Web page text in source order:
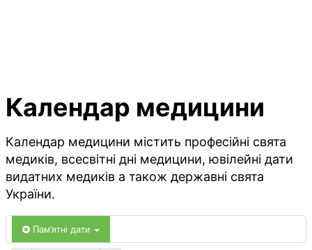
Календар медицини
Календар медицини містить професійні свята
медиків, всесвітні дні медицини, ювілейні дати
видатних медиків а також державні свята
України.
Пам'ятні дати